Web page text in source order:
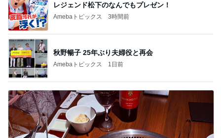
レジェンド松下のなんでもプレゼン！
Amebaトピックス 3時間前
秋野暢子 25年ぶり夫婦役と再会
Amebaトピックス 1日前